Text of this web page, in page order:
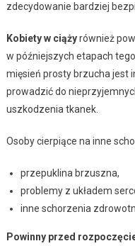
zdecydowanie bardziej
Kobiety w ciążyrównież
w późniejszych etapach
mięsień prosty brzucha jest
prowadzić do
uszkodzenia tkanek.
Osoby cierpiące na inne
przepuklina brzuszna,
problemy z układem
inne schorzenia
Powinny przed